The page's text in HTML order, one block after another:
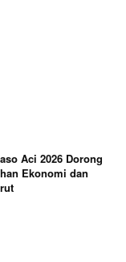
Pemkab Bekasi
Sektor Air
Aci 2026 Dorong
Ekonomi dan